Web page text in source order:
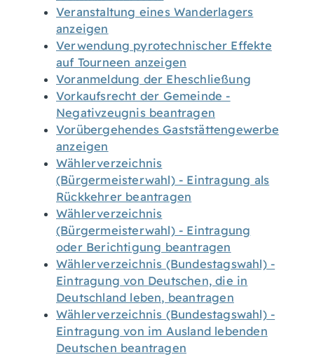
Veranstaltung eines Wanderlagers
anzeigen
Verwendung pyrotechnischer Effekte
auf Tourneen anzeigen
Voranmeldung der Eheschließung
Vorkaufsrecht der Gemeinde -
Negativzeugnis beantragen
Vorübergehendes Gaststättengewerbe
anzeigen
Wählerverzeichnis
(Bürgermeisterwahl) - Eintragung als
Rückkehrer beantragen
Wählerverzeichnis
(Bürgermeisterwahl) - Eintragung
oder Berichtigung beantragen
Wählerverzeichnis (Bundestagswahl) -
Eintragung von Deutschen, die in
Deutschland leben, beantragen
Wählerverzeichnis (Bundestagswahl) -
Eintragung von im Ausland lebenden
Deutschen beantragen